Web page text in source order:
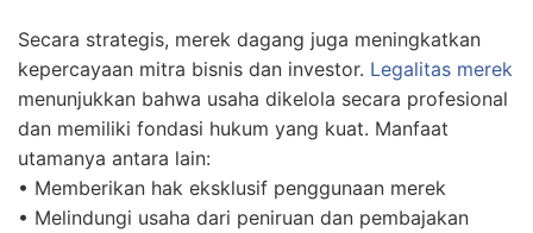
Secara strategis, merek dagang juga meningkatkan
kepercayaan mitra bisnis dan investor. Legalitas merek
menunjukkan bahwa usaha dikelola secara profesional
dan memiliki fondasi hukum yang kuat. Manfaat
utamanya antara lain:
• Memberikan hak eksklusif penggunaan merek
• Melindungi usaha dari peniruan dan pembajakan